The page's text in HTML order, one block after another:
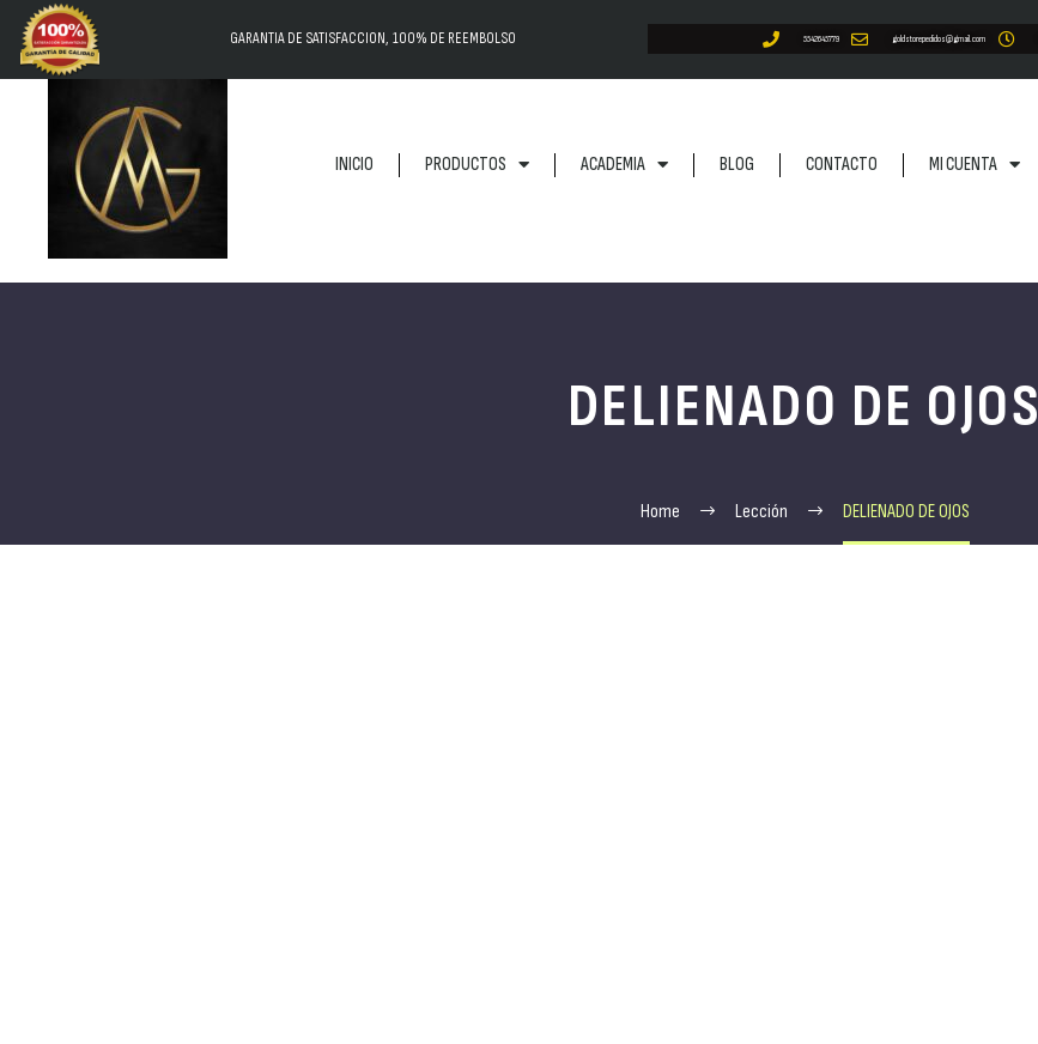
GARANTIA DE SATISFACCION, 100% DE REEMBOLSO 5542645779 goldstorepedidos@gmail.com
INICIO PRODUCTOS ACADEMIA BLOG CONTACTO MI CUENTA
DELIENADO DE OJOS
Home Lección DELIENADO DE OJOS